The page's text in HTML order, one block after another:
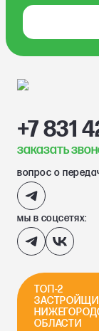
+7 831
заказать
вопрос о
мы в соцсетях:
ТОП-2
ОБЛАСТИ